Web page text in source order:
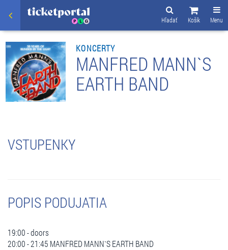
Menu
Košík
Hľadať
KONCERTY
MANFRED MANN`S
EARTH BAND
VSTUPENKY
POPIS PODUJATIA
19:00 - doors
20:00 - 21:45 MANFRED MANN`S EARTH BAND